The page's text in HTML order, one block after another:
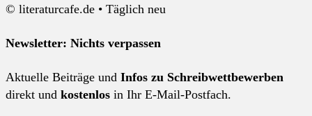
© literaturcafe.de • Täglich neu
Newsletter: Nichts verpassen
Aktuelle Beiträge und Infos zu Schreibwettbewerben
direkt und kostenlos in Ihr E-Mail-Postfach.